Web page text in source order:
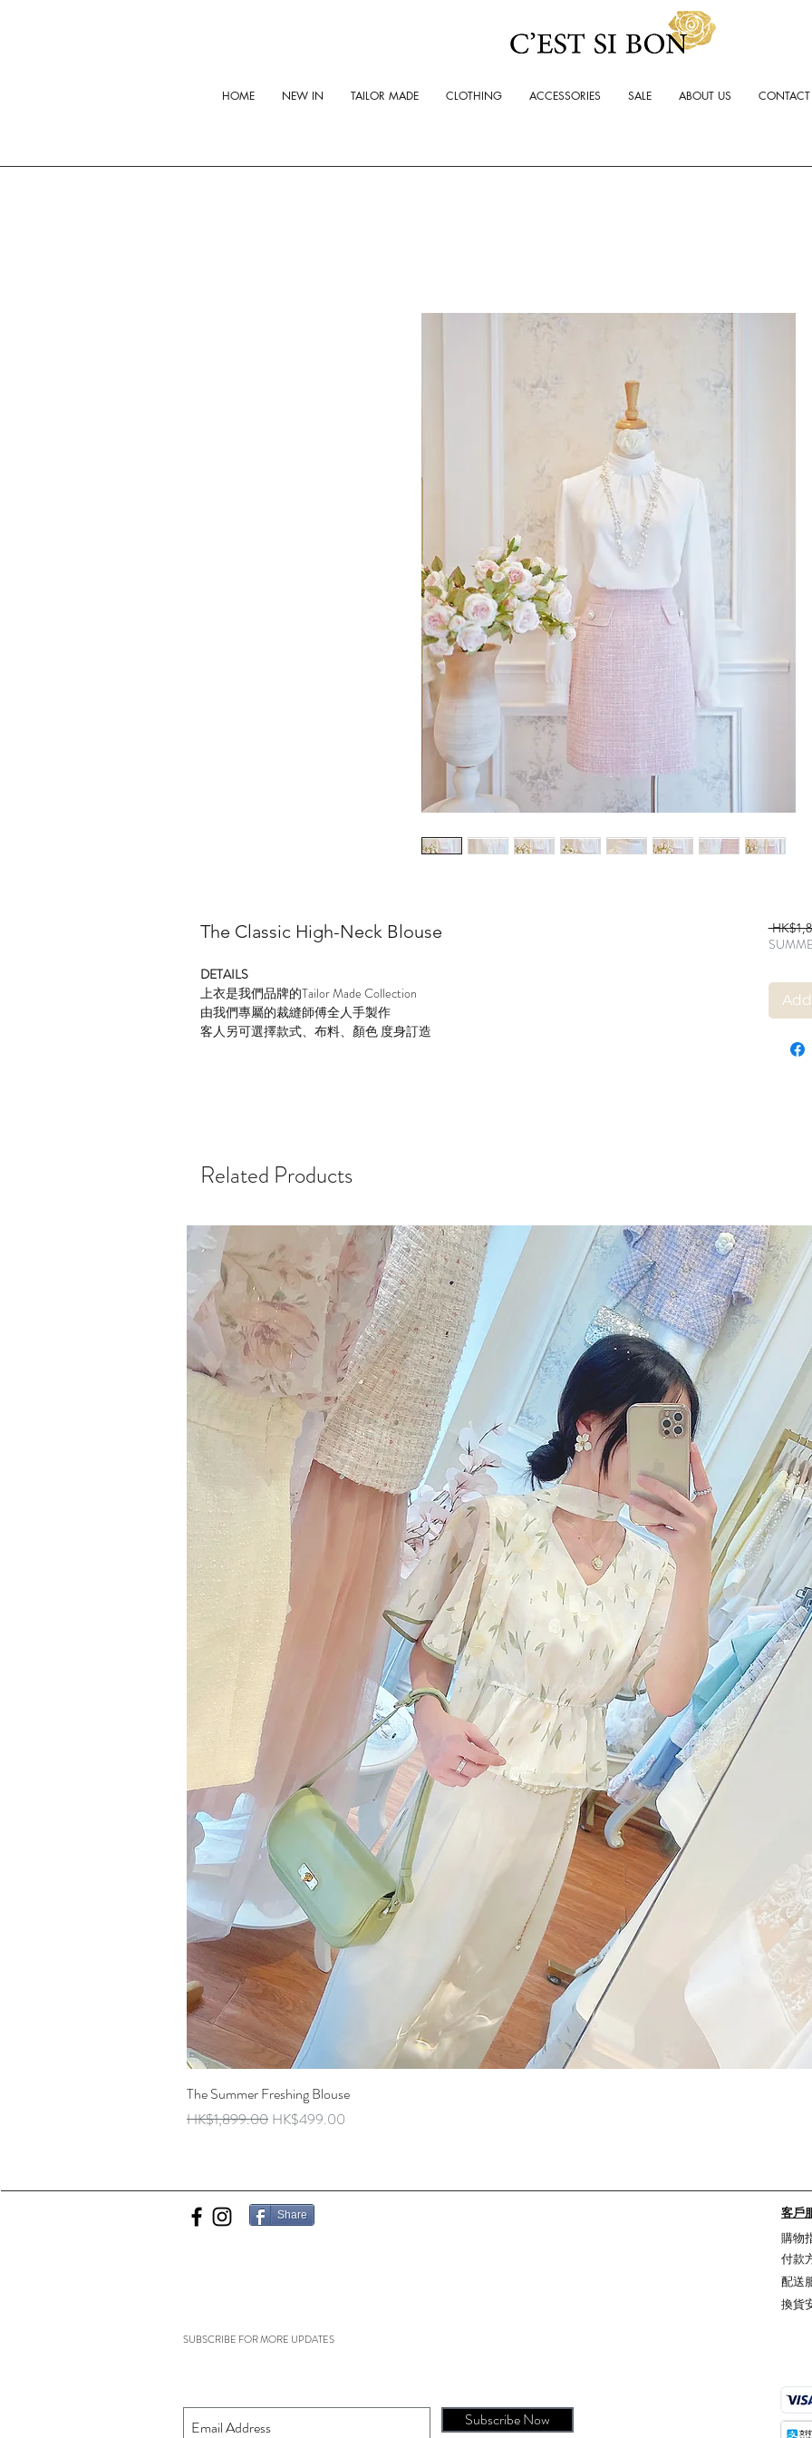
HOME NEW IN TAILOR MADE CLOTHING ACCESSORIES SALE ABOUT US
The Classic High-Neck Blouse
DETAILS
上衣是我們品牌的Tailor Made Collection
由我們專屬的裁縫師傅全人手製作
客人另可選擇款式、布料、顏色 度身訂造
Related Products
The Summer Freshing Blouse
Regular Price
HK$1,899.00 Sale Price
HK$499.00
Share
客戶
購物
付款
配送
換貨
SUBSCRIBE FOR MORE UPDATES
Subscribe Now